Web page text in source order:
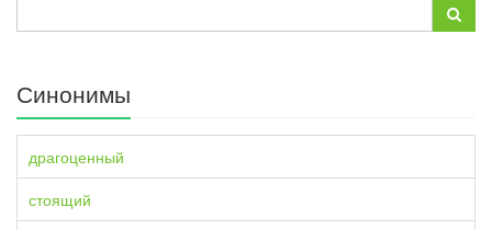
Синонимы
драгоценный
стоящий